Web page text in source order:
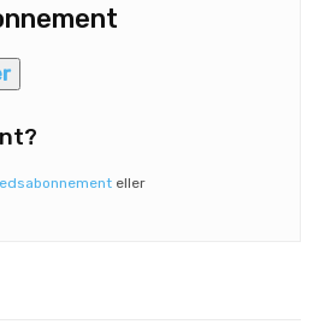
eller